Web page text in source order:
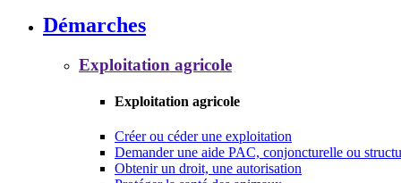
Démarches
Exploitation agricole
Exploitation agricole
Créer ou céder une exploitation
Demander une aide PAC, conjoncturelle ou
Obtenir un droit, une autorisation